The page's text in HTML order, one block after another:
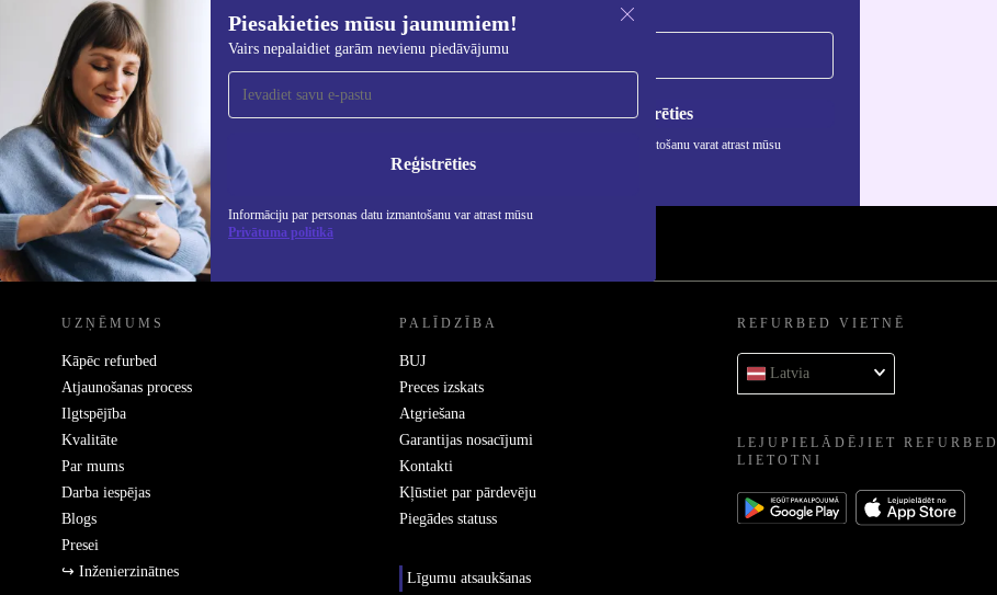
Piesakieties mūsu jaunumiem!
Vairs nepalaidiet garām nevienu piedāvājumu
Reģistrēties
Informāciju par personas datu izmantošanu var atrast mūsu
Privātuma politikā
Piesakieties mūsu jaunumu
saņemšanai!
Nekad vairs nepalaidiet garām nevienu
piedāvājumu.
Reģistrēties
Informāciju par personas datu izmantošanu varat atrast mūsu
Privātuma politikā
REFURBED - RETHINK NEW.
UZŅĒMUMS
Kāpēc refurbed
Atjaunošanas process
Ilgtspējība
Kvalitāte
Par mums
Darba iespējas
Blogs
Presei
↪ Inženierzinātnes
PALĪDZĪBA
BUJ
Preces izskats
Atgriešana
Garantijas nosacījumi
Kontakti
Kļūstiet par pārdevēju
Piegādes statuss
Līgumu atsaukšanas
REFURBED VIETNĒ
Latvia
LEJUPIELĀDĒJIET REFURBED
LIETOTNI